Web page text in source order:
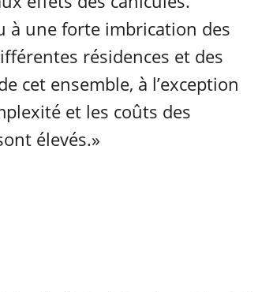
à une forte imbrication des
résidences et des
cet ensemble, à l’exception
et les coûts des
élevés.»